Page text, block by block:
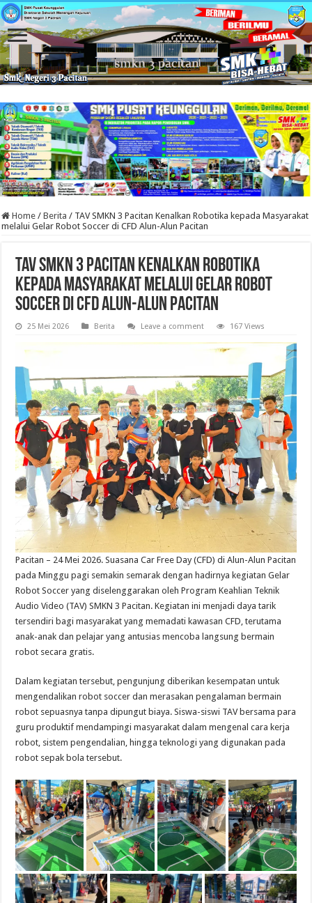
Home / Berita / TAV SMKN 3 Pacitan Kenalkan Robotika kepada Masyarakat
melalui Gelar Robot Soccer di CFD Alun-Alun Pacitan
TAV SMKN 3 Pacitan Kenalkan Robotika
kepada Masyarakat melalui Gelar Robot
Soccer di CFD Alun-Alun Pacitan
25 Mei 2026 Berita Leave a comment 167 Views
Pacitan – 24 Mei 2026. Suasana Car Free Day (CFD) di Alun-Alun Pacitan
pada Minggu pagi semakin semarak dengan hadirnya kegiatan Gelar
Robot Soccer yang diselenggarakan oleh Program Keahlian Teknik
Audio Video (TAV) SMKN 3 Pacitan. Kegiatan ini menjadi daya tarik
tersendiri bagi masyarakat yang memadati kawasan CFD, terutama
anak-anak dan pelajar yang antusias mencoba langsung bermain
robot secara gratis.
Dalam kegiatan tersebut, pengunjung diberikan kesempatan untuk
mengendalikan robot soccer dan merasakan pengalaman bermain
robot sepuasnya tanpa dipungut biaya. Siswa-siswi TAV bersama para
guru produktif mendampingi masyarakat dalam mengenal cara kerja
robot, sistem pengendalian, hingga teknologi yang digunakan pada
robot sepak bola tersebut.